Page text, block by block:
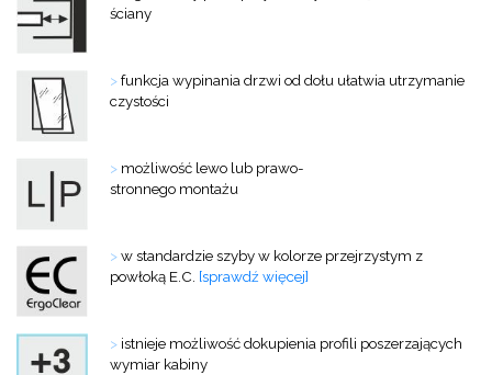
ściany
>funkcja wypinania drzwi od dołu ułatwia utrzymanie
czystości
> możliwość lewo lub prawo-
stronnego montażu
>w standardzie szyby w kolorze przejrzystym z
powłoką E.C. [sprawdź więcej]
> istnieje możliwość dokupienia profili poszerzających
wymiar kabiny